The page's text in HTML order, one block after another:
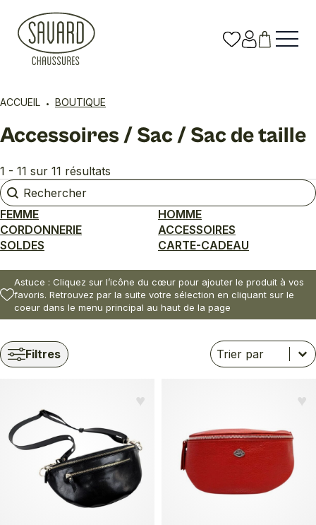
ACCUEIL BOUTIQUE
Accessoires / Sac / Sac de taille
1 - 11 sur 11 résultats
Rechercher
Rechercher
FEMME
HOMME
CORDONNERIE
ACCESSOIRES
SOLDES
CARTE-CADEAU
Astuce : Cliquez sur l’icône du cœur pour ajouter le produit à vos
favoris. Retrouvez par la suite votre sélection en cliquant sur le
coeur dans le menu principal au haut de la page
Filtres Trier
Trier le contenu
Trier le contenu
♥︎ ♥︎